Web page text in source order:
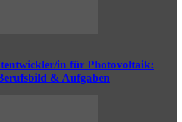
in für Photovoltaik:
& Aufgaben